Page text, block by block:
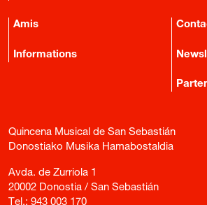
Amis
Informations
Quincena Musical de San Sebastián
Donostiako Musika Hamabostaldia
Avda. de Zurriola 1
20002 Donostia / San Sebastián
Tel.: 943 003 170